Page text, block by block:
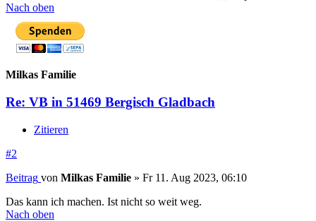
Nach oben
Milkas Familie
Re: VB in 51469 Bergisch Gladbach
Zitieren
#2
Beitrag von Milkas Familie » Fr 11. Aug 2023, 06:10
Das kann ich machen. Ist nicht so weit weg.
Nach oben